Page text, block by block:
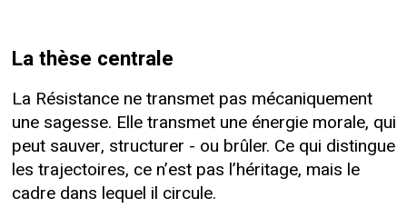
La thèse centrale
La Résistance ne transmet pas mécaniquement
une sagesse. Elle transmet une énergie morale, qui
peut sauver, structurer - ou brûler. Ce qui distingue
les trajectoires, ce n’est pas l’héritage, mais le
cadre dans lequel il circule.